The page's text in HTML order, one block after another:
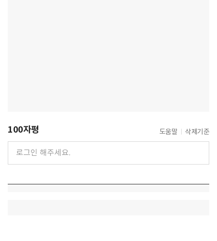
100자평 도움말 삭제기준